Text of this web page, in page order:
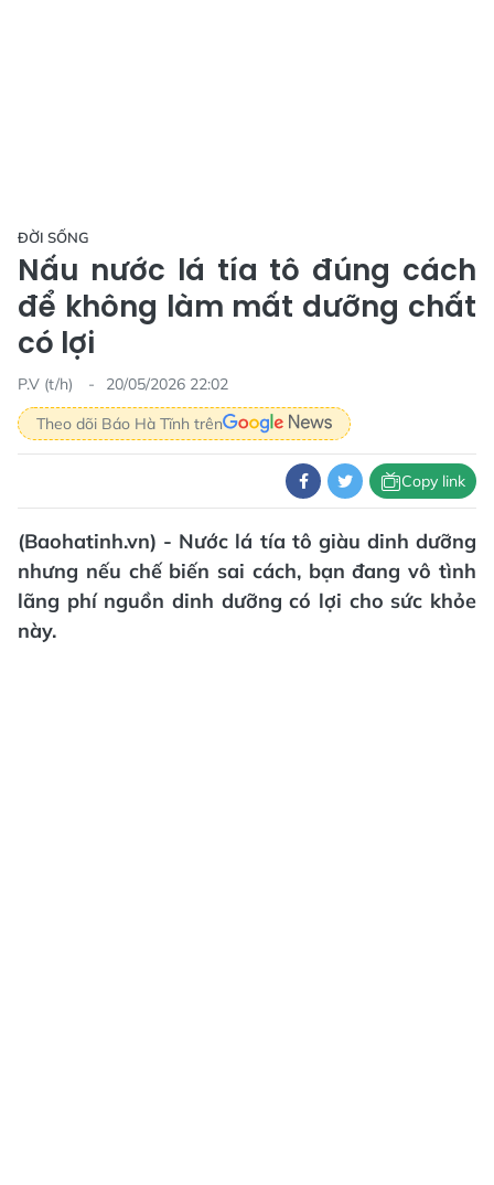
ĐỜI SỐNG
Nấu nước lá tía tô đúng cách
để không làm mất dưỡng chất
có lợi
P.V (t/h)
20/05/2026 22:02
Theo dõi Báo Hà Tĩnh trên
Copy link
(Baohatinh.vn) - Nước lá tía tô giàu dinh dưỡng
nhưng nếu chế biến sai cách, bạn đang vô tình
lãng phí nguồn dinh dưỡng có lợi cho sức khỏe
này.